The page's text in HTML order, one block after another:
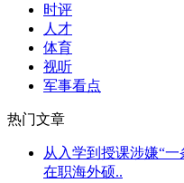
时评
人才
体育
视听
军事看点
热门文章
从入学到授课涉嫌“
在职海外硕..